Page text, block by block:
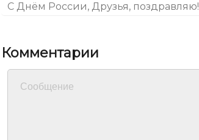
C Днём России, Друзья, поздравляю!
Комментарии